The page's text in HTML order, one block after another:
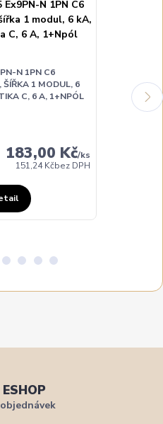
N 1PN C6
ŠÍŘKA 1 MODUL, 6
C, 6 A, 1+NPÓL
183,00 Kč/ks
151,24 Kčbez DPH
INSTALAČNÍ
KA,